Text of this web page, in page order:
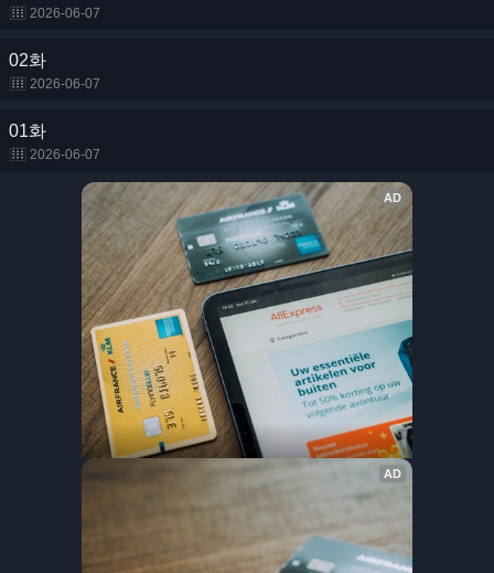
2026-06-07
02화
2026-06-07
01화
2026-06-07